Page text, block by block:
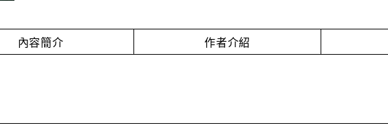
內容簡介 作者介紹